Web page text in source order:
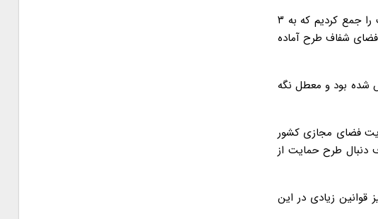
وی ادامه داد: در روزهای نخستین مجلس یازدهم، کمیسیون فرهنگی را با قدرت فعال کردیم و مشکلات و نیازمندی های ملت را جمع کردیم که به ۳
از نظرات نخبگان و مردم در فضای شفاف طرح آماده
شده بود و معطل نگه
فضای مجازی کشور
دنبال طرح حمایت از
و ترکیه نیز قوانین زیادی در این